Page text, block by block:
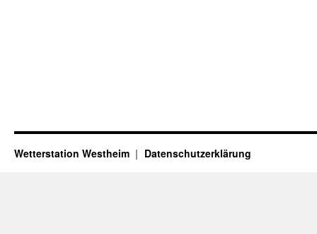
Wetterstation Westheim Datenschutzerklärung